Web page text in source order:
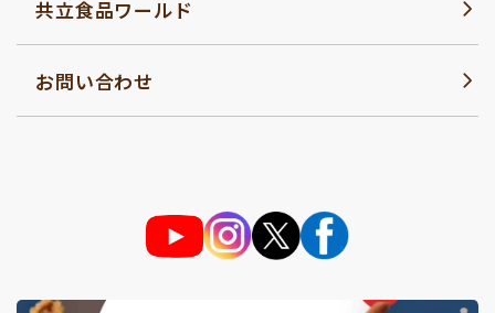
共立食品ワールド
お問い合わせ